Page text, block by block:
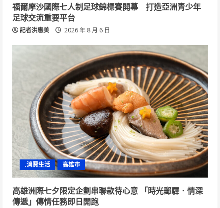
福爾摩沙國際七人制足球錦標賽開幕 打造亞洲青少年
足球交流重要平台
記者洪惠美 2026 年 8 月 6 日
.消費生活 高雄市
高雄洲際七夕限定企劃串聯款待心意 「時光郵驛．情深
傳遞」傳情任務即日開跑